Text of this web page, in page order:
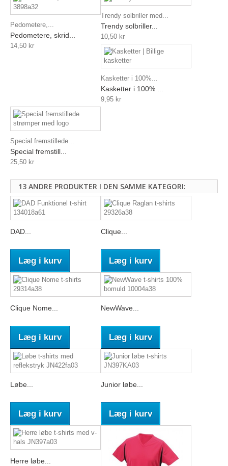
Pedometere,...
Pedometere, skrid...
14,50 kr
Trendy solbriller med...
Trendy solbriller...
10,50 kr
Kasketter i 100%...
Kasketter i 100% ...
9,95 kr
Special fremstillede...
Special fremstill...
25,50 kr
13 ANDRE PRODUKTER I DEN SAMME KATEGORI:
DAD...
Læg i kurv
Clique...
Læg i kurv
Clique Nome...
Læg i kurv
NewWave...
Læg i kurv
Løbe...
Læg i kurv
Junior løbe...
Læg i kurv
Herre løbe...